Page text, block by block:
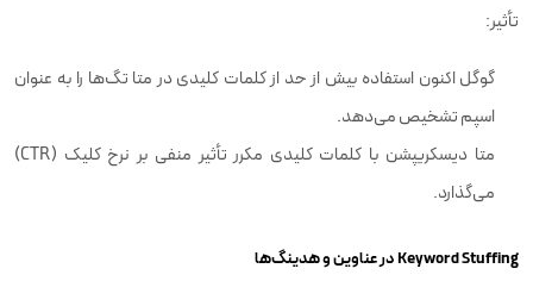
تأثیر:
گوگل اکنون استفاده بیش از حد از کلمات کلیدی در متا تگ‌ها را به عنوان
اسپم تشخیص می‌دهد.
متا دیسکریپشن با کلمات کلیدی مکرر تأثیر منفی بر نرخ کلیک (CTR)
می‌گذارد.
Keyword Stuffing در عناوین و هدینگ‌ها